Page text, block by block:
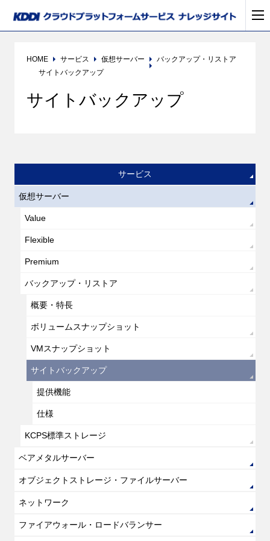
HOME サービス 仮想サーバー
バックアップ・リストア
サイトバックアップ
サイトバックアップ
サービス
仮想サーバー
Value
Flexible
Premium
バックアップ・リストア
概要・特長
ボリュームスナップショット
VMスナップショット
サイトバックアップ
提供機能
仕様
KCPS標準ストレージ
ベアメタルサーバー
オブジェクトストレージ・ファイルサーバー
ネットワーク
ファイアウォール・ロードバランサー